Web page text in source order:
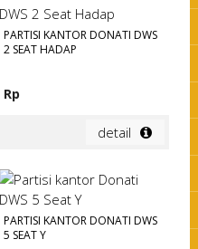
PARTISI KANTOR DONATI DWS
2 SEAT HADAP
Rp
detail
PARTISI KANTOR DONATI DWS
5 SEAT Y